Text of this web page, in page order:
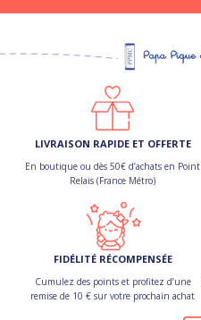
LIVRAISON RAPIDE ET OFFERTE
En boutique ou dès 50€ d’achats en Point
Relais (France Métro)
FIDÉLITÉ RÉCOMPENSÉE
Cumulez des points et profitez d’une
remise de 10 € sur votre prochain achat